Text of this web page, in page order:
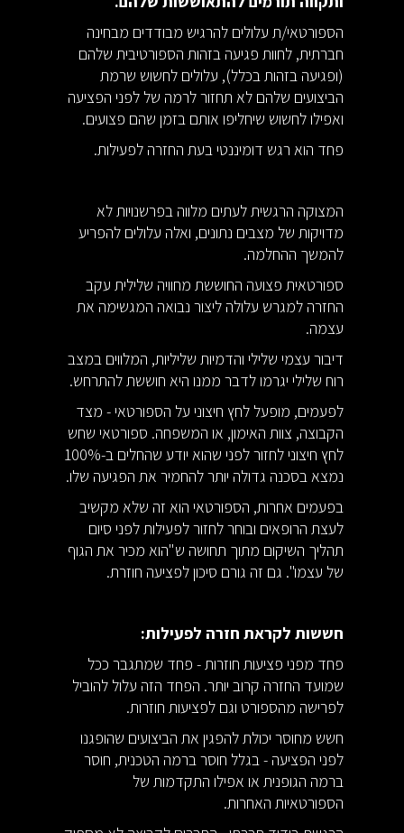
הספורטאי/ת עלולים להרגיש מבודדים מבחינה
חברתית, לחוות פגיעה בזהות הספורטיבית שלהם
(ופגיעה בזהות בכלל), עלולים לחשוש שרמת
הביצועים שלהם לא תחזור לרמה של לפני הפציעה
ואפילו לחשוש שיחליפו אותם בזמן שהם פצועים.
פחד הוא רגש דומיננטי בעת החזרה לפעילות.
המצוקה הרגשית לעתים מלווה בפרשנויות לא
מדויקות של מצבים נתונים, ואלה עלולים להפריע
להמשך ההחלמה.
ספורטאית פצועה החוששת מחוויה שלילית עקב
החזרה למגרש עלולה ליצור נבואה המגשימה את
עצמה.
דיבור עצמי שלילי והדמיות שליליות, המלווים במצב
רוח שלילי יגרמו לדבר ממנו היא חוששת להתרחש.
לפעמים, מופעל לחץ חיצוני על הספורטאי - מצד
הקבוצה, צוות האימון, או המשפחה. ספורטאי שחש
לחץ חיצוני לחזור לפני שהוא יודע שהחלים ב-100%
נמצא בסכנה גדולה יותר להחמיר את הפגיעה שלו.
בפעמים אחרות, הספורטאי הוא זה שלא מקשיב
לעצת הרופאים ובוחר לחזור לפעילות לפני סיום
תהליך השיקום מתוך תחושה ש"הוא מכיר את הגוף
של עצמו". גם זה גורם סיכון לפציעה חוזרת.
חששות לקראת חזרה לפעילות:
פחד מפני פציעות חוזרות - פחד שמתגבר ככל
שמועד החזרה קרוב יותר. הפחד הזה עלול להוביל
לפרישה מהספורט וגם לפציעות חוזרות.
חשש מחוסר יכולת להפגין את הביצועים שהופגנו
לפני הפציעה - בגלל חוסר ברמה הטכנית, חוסר
ברמה הגופנית או אפילו התקדמות של
הספורטאיות האחרות.